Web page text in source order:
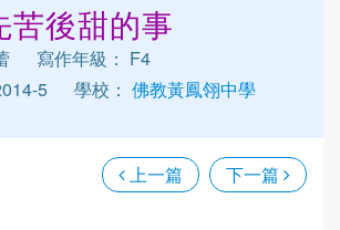
苦後甜的事
寫作年級： F4
5
學校： 佛教黃鳳翎中學
上一篇 下一篇